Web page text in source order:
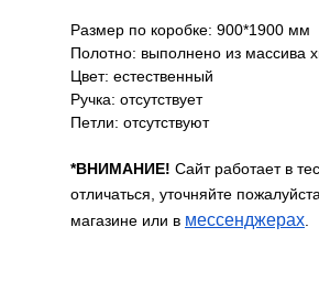
Размер по коробке: 900*1900 мм
Полотно: выполнено из массива
Цвет: естественный
Ручка: отсутствует
Петли: отсутствуют
*ВНИМАНИЕ! Сайт работает в
отличаться, уточняйте
магазине или в мессенджерах.